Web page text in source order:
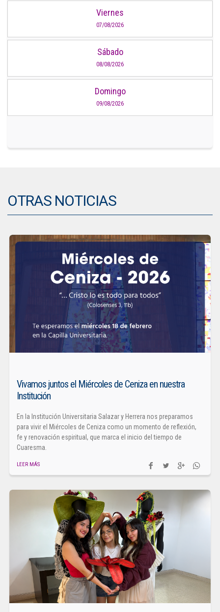
Viernes
07/08/2026
Sábado
08/08/2026
Domingo
09/08/2026
OTRAS NOTICIAS
Vivamos juntos el Miércoles de Ceniza en nuestra
Institución
En la Institución Universitaria Salazar y Herrera nos preparamos
para vivir el Miércoles de Ceniza como un momento de reflexión,
fe y renovación espiritual, que marca el inicio del tiempo de
Cuaresma.
LEER MÁS